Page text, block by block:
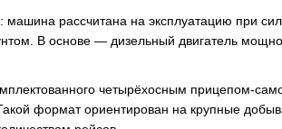
машина рассчитана на эксплуатацию при
В основе — дизельный двигатель
четырёхосным прицепом-
формат ориентирован на крупные